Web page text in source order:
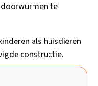
te
als huisdieren
constructie.